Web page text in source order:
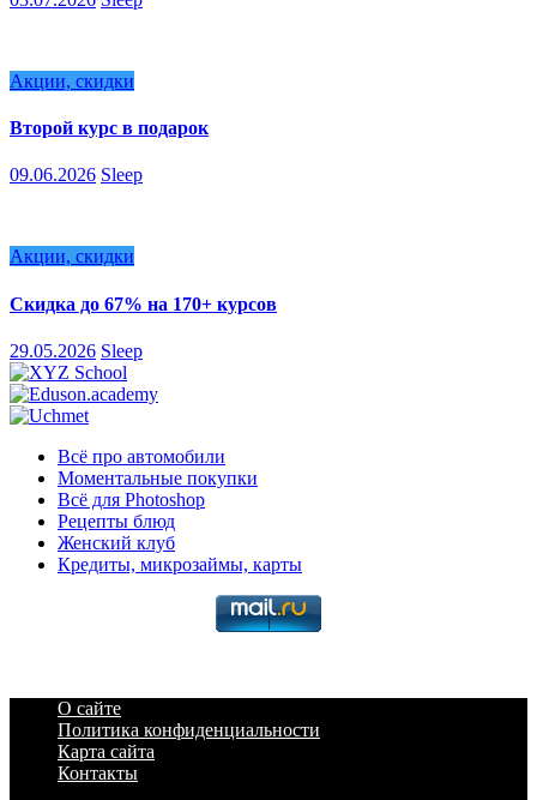
Акции, скидки
Второй курс в подарок
09.06.2026 Sleep
Акции, скидки
Скидка до 67% на 170+ курсов
29.05.2026 Sleep
Всё про автомобили
Моментальные покупки
Всё для Photoshop
Рецепты блюд
Женский клуб
Кредиты, микрозаймы, карты
О сайте
Политика конфиденциальности
Карта сайта
Контакты